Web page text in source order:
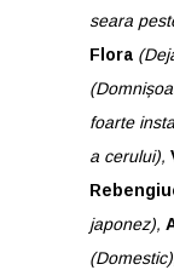
seara
Flora
foarte
a cerului),
japonez),